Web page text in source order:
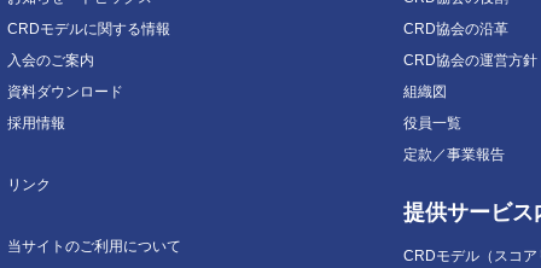
CRDモデルに関する情報
入会のご案内
資料ダウンロード
採用情報
リンク
当サイトのご利用について
CRD協会の沿革
CRD協会の運営方針
組織図
役員一覧
定款／事業報告
提供サービス
CRDモデル（スコ